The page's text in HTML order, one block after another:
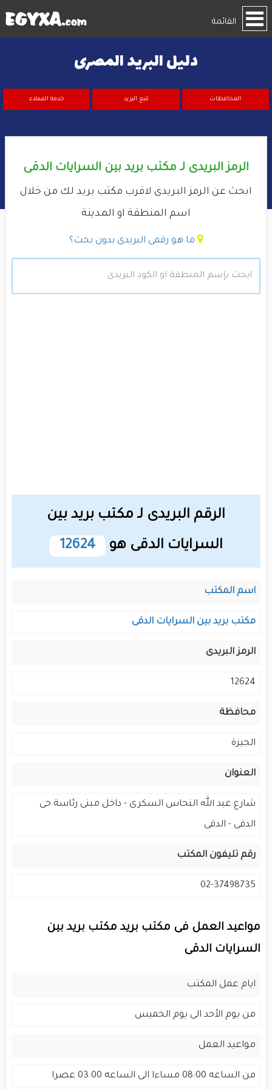
القائمة
دليل البريد المصرى
المحافظات تتبع البريد خدمة العملاء
الرمز البريدى لـ مكتب بريد بين السرايات الدقى
ابحث عن الرمز البريدى لاقرب مكتب بريد لك من خلال
اسم المنطقة او المدينة
ما هو رقمى البريدى بدون بحث؟
الرقم البريدى لـ مكتب بريد بين
السرايات الدقى هو
12624
اسم المكتب
مكتب بريد بين السرايات الدقى
الرمز البريدى
12624
محافظة
الجيزة
العنوان
شارع عبد الله النحاس السكرى - داخل مبنى رئاسة حى
الدقى - الدقى
رقم تليفون المكتب
02-37498735
مواعيد العمل فى مكتب بريد مكتب بريد بين
السرايات الدقى
ايام عمل المكتب
من يوم الأحد الى يوم الخميس
مواعيد العمل
من الساعه 08:00 مساءا الى الساعه 03:00 عصرا